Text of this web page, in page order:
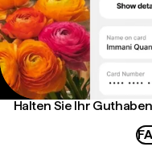
Halten Sie Ihr